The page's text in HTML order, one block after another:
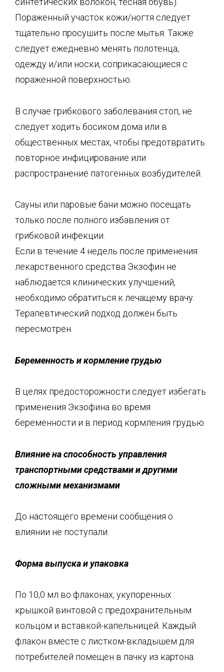
Пораженный участок кожи/ногтя следует
тщательно просушить после мытья. Также
следует ежедневно менять полотенца,
одежду и/или носки, соприкасающиеся с
пораженной поверхностью.
В случае грибкового заболевания стоп, не
следует ходить босиком дома или в
общественных местах, чтобы предотвратить
повторное инфицирование или
распространение патогенных возбудителей.
Сауны или паровые бани можно посещать
только после полного избавления от
грибковой инфекции.
Если в течение 4 недель после применения
лекарственного средства Экзофин не
наблюдается клинических улучшений,
необходимо обратиться к лечащему врачу.
Терапевтический подход должен быть
пересмотрен.
Беременность и кормление грудью
В целях предосторожности следует избегать
применения Экзофина во время
беременности и в период кормления грудью.
Влияние на способность управления
транспортными средствами и другими
сложными механизмами
До настоящего времени сообщения о
влиянии не поступали.
Форма выпуска и упаковка
По 10,0 мл во флаконах, укупоренных
крышкой винтовой с предохранительным
кольцом и вставкой-капельницей. Каждый
флакон вместе с листком-вкладышем для
потребителей помещен в пачку из картона.